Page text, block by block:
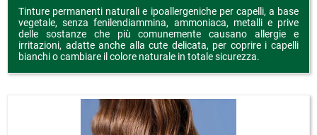
Tinture permanenti naturali e ipoallergeniche per capelli, a base
vegetale, senza fenilendiammina, ammoniaca, metalli e prive
delle sostanze che più comunemente causano allergie e
irritazioni, adatte anche alla cute delicata, per coprire i capelli
bianchi o cambiare il colore naturale in totale sicurezza.